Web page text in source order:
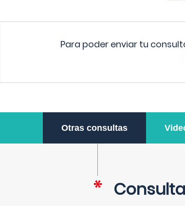
Para poder enviar tu
Otras consultas